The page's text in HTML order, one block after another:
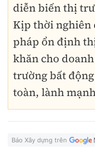
diễn biến thị
Kịp thời nghiên
pháp ổn định
khăn cho
trường bất
toàn, lành
Báo Xây dựng trên